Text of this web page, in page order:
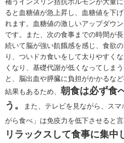
ると血糖値が急上昇し、血糖値を下
れます。血糖値の激しいアップダウ
です。また、次の食事までの時間が
続いて脳が強い飢餓感を感じ、食欲
り、ついドカ食いをして太りやすく
くなり、基礎代謝が低くなってしま
と、脳出血や膵臓に負担がかかるな
結果もあるため、 朝食は必ず食
う。
また、テレビを見ながら、ス
がら食べ」は免疫力を低下させると言
リラックスして食事に集中